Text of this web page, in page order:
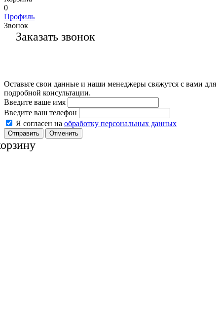
0
Профиль
Звонок
Заказать звонок
Оставьте свои данные и наши менеджеры свяжутся с вами для
подробной консультации.
Введите ваше имя
Введите ваш телефон
Я согласен на обработку персональных данных
Отменить